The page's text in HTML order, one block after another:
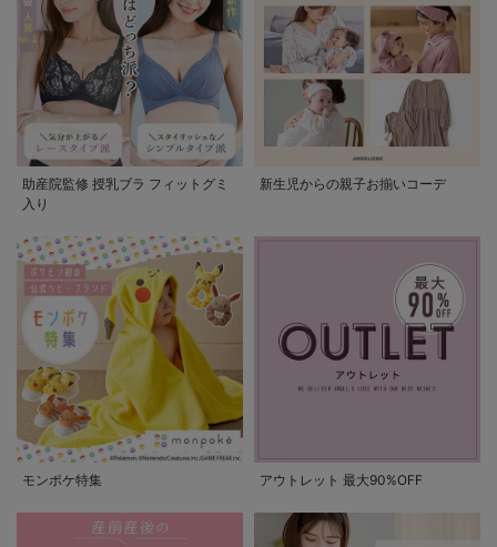
助産院監修 授乳ブラ フィットグミ
入り
新生児からの親子お揃いコーデ
モンポケ特集 アウトレット 最大90%OFF